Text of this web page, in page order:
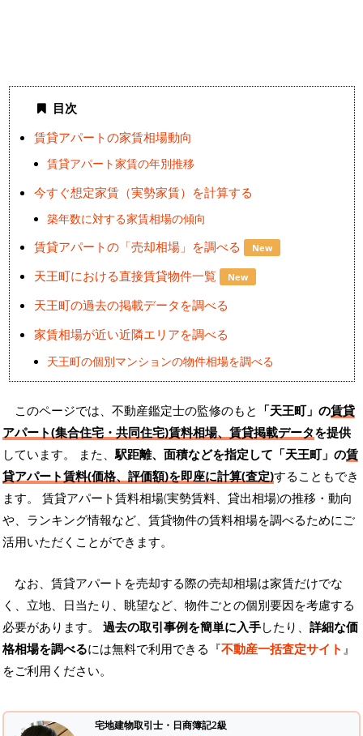
目次
賃貸アパートの家賃相場動向
賃貸アパート家賃の年別推移
今すぐ想定家賃（実勢家賃）を計算する
築年数に対する家賃相場の傾向
賃貸アパートの「売却相場」を調べる New
天王町における直接賃貸物件一覧 New
天王町の過去の掲載データを調べる
家賃相場が近い近隣エリアを調べる
天王町の個別マンションの物件相場を調べる
このページでは、不動産鑑定士の監修のもと 「天王町」の賃貸
アパート(集合住宅・共同住宅)賃料相場、賃貸掲載データを提供
しています。 また、駅距離、面積などを指定して「天王町」の賃
貸アパート賃料(価格、評価額)を即座に計算(査定)することもでき
ます。 賃貸アパート賃料相場(実勢賃料、貸出相場)の推移・動向
や、ランキング情報など、賃貸物件の賃料相場を調べるためにご
活用いただくことができます。
なお、賃貸アパートを売却する際の売却相場は家賃だけでな
く、立地、日当たり、眺望など、物件ごとの個別要因を考慮する
必要があります。 過去の取引事例を簡単に入手したり、 詳細な価
格相場を調べるには無料で利用できる『不動産一括査定サイト 』
をご利用ください。
宅地建物取引士・日商簿記2級